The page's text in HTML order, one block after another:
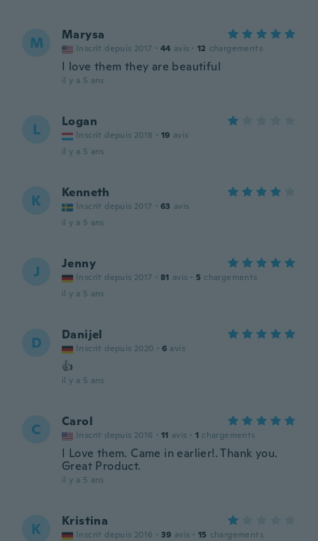
M Marysa
Inscrit depuis 2017 · 44 avis · 12 chargements
I love them they are beautiful
il y a 5 ans
L Logan
Inscrit depuis 2018 · 19 avis
il y a 5 ans
K Kenneth
Inscrit depuis 2017 · 63 avis
il y a 5 ans
J Jenny
Inscrit depuis 2017 · 81 avis · 5 chargements
il y a 5 ans
D Danijel
Inscrit depuis 2020 · 6 avis
👍
il y a 5 ans
C Carol
Inscrit depuis 2016 · 11 avis · 1 chargements
I Love them. Came in earlier!. Thank you.
Great Product.
il y a 5 ans
K Kristina
Inscrit depuis 2016 · 39 avis · 15 chargements